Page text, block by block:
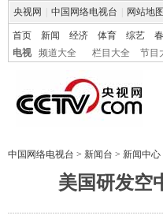
央视网 中国网络电视台 网站地图
首页 新闻 经济 体育 综艺
电视
频道大全 栏目大全 节目
中国网络电视台 > 新闻台 > 新闻中心
美国研发空